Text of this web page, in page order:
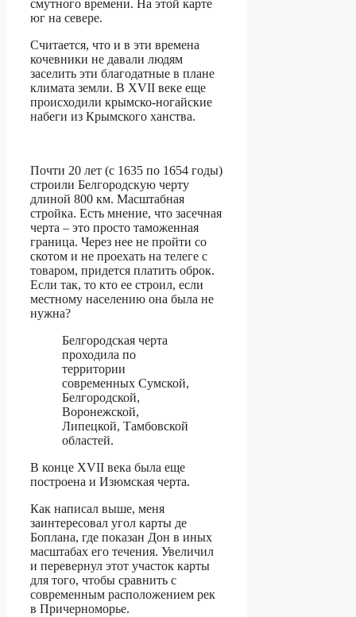
смутного времени. На этой карте
юг на севере.
Считается, что и в эти времена
кочевники не давали людям
заселить эти благодатные в плане
климата земли. В XVII веке еще
происходили крымско-ногайские
набеги из Крымского ханства.
Почти 20 лет (с 1635 по 1654 годы)
строили Белгородскую черту
длиной 800 км. Масштабная
стройка. Есть мнение, что засечная
черта – это просто таможенная
граница. Через нее не пройти со
скотом и не проехать на телеге с
товаром, придется платить оброк.
Если так, то кто ее строил, если
местному населению она была не
нужна?
Белгородская черта
проходила по
территории
современных Сумской,
Белгородской,
Воронежской,
Липецкой, Тамбовской
областей.
В конце XVII века была еще
построена и Изюмская черта.
Как написал выше, меня
заинтересовал угол карты де
Боплана, где показан Дон в иных
масштабах его течения. Увеличил
и перевернул этот участок карты
для того, чтобы сравнить с
современным расположением рек
в Причерноморье.